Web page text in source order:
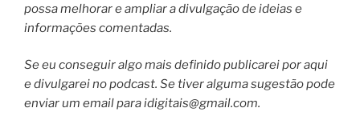
possa melhorar e ampliar a divulgação de ideias e
informações comentadas.
Se eu conseguir algo mais definido publicarei por aqui
e divulgarei no podcast. Se tiver alguma sugestão pode
enviar um email paraidigitais@gmail.com.